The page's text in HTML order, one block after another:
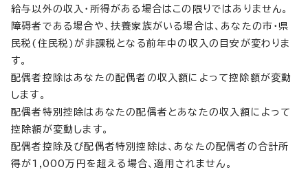
給与以外の収入・所得がある場合はこの限りではありません。
障碍者である場合や、扶養家族がいる場合は、あなたの市・県
民税(住民税)が非課税となる前年中の収入の目安が変わりま
す。
配偶者控除はあなたの配偶者の収入額によって控除額が変動
します。
配偶者特別控除はあなたの配偶者とあなたの収入額によって
控除額が変動します。
配偶者控除及び配偶者特別控除は、あなたの配偶者の合計所
得が1,000万円を超える場合、適用されません。